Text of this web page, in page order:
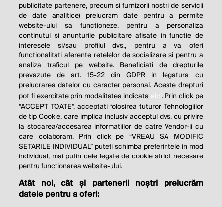
THE SOCIAL RESPONSIBILITY OF
BUSINESS IS TO INCREASE ITS
PROFITS.
Milton Friedman
© 2026 Profit.ro. Toate drepturile rezervate.
Dezvoltat de1616.ro
Contact Publicitate
publicitate partenere, precum si furnizorii nostri de servicii
de date analitice) prelucram date pentru a permite
website-ului sa functioneze, pentru a personaliza
continutul si anunturile publicitare afisate in functie de
interesele si/sau profilul dvs., pentru a va oferi
functionalitati aferente retelelor de socializare si pentru a
analiza traficul pe website. Beneficiati de drepturile
prevazute de art. 15-22 din GDPR in legatura cu
prelucrarea datelor cu caracter personal. Aceste drepturi
pot fi exercitate prin modalitatea indicata aici. Prin click pe
“ACCEPT TOATE”, acceptati folosirea tuturor Tehnologiilor
de tip Cookie, care implica inclusiv acceptul dvs. cu privire
la stocarea/accesarea informatiilor de catre Vendor-ii cu
care colaboram. Prin click pe “VREAU SA MODIFIC
SETARILE INDIVIDUAL” puteti schimba preferintele in mod
individual, mai putin cele legate de cookie strict necesare
pentru functionarea website-ului.
Atât noi, cât și partenerii noștri prelucrăm
datele pentru a oferi: